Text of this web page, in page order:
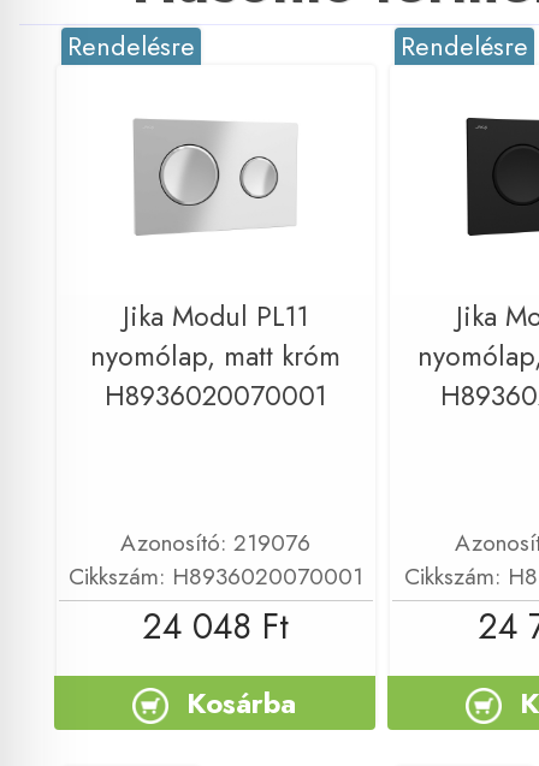
Rendelésre
Jika Modul PL11
nyomólap, matt króm
H8936020070001
Azonosító: 219076
Cikkszám: H8936020070001
24 048 Ft
Kosárba
Rendelésre
Jika
Cikkszám:
24